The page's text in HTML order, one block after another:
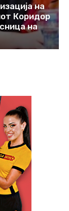
на
Коридор
на